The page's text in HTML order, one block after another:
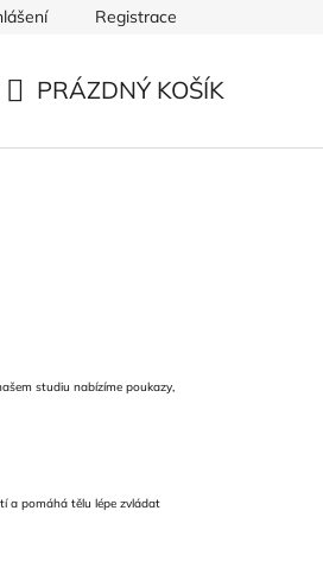
Registrace
PRÁZDNÝ KOŠÍK
studiu nabízíme poukazy,
a pomáhá tělu lépe zvládat